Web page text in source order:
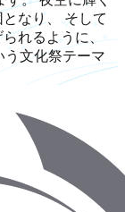
なり、 そして
れるように、
う文化祭テーマ